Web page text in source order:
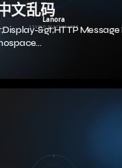
文乱码
&gt;HTTP Message